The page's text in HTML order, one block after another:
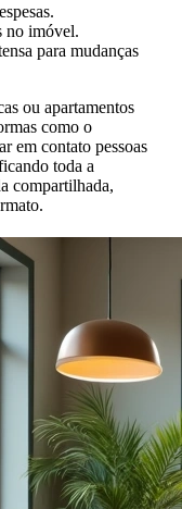
no imóvel.
para mudanças
ou apartamentos
como o
em contato pessoas
toda a
compartilhada,